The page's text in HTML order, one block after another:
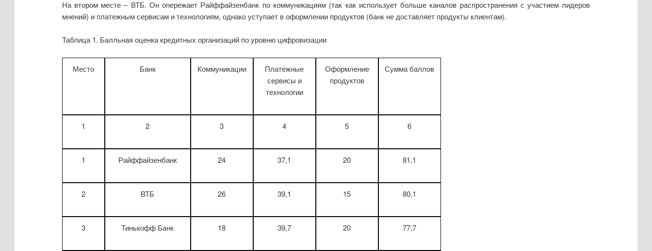
На втором месте – ВТБ. Он опережает Райффайзенбанк по коммуникациям (так как использует больше каналов распространения с участием лидеров
мнений) и платежным сервисам и технологиям, однако уступает в оформлении продуктов (банк не доставляет продукты клиентам).
Таблица 1. Балльная оценка кредитных организаций по уровню цифровизации
Место Банк Коммуникации
Платежные
сервисы и
технологии
Оформление
продуктов
Сумма баллов
1 2 3 4 5 6
1 Райффайзенбанк 24 37,1 20 81,1
2 ВТБ 26 39,1 15 80,1
3 Тинькофф Банк 18 39,7 20 77,7